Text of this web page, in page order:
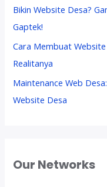
Bikin Website Desa?
Gaptek!
Cara Membuat
Realitanya
Maintenance Web
Website Desa
Our Networks